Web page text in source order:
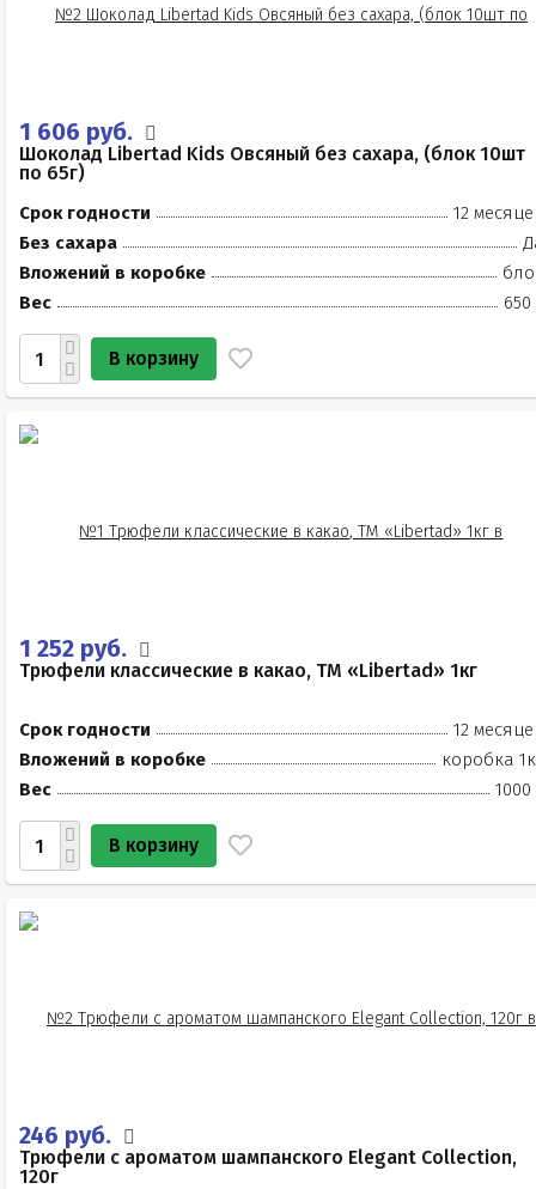
1 606 руб.
Шоколад Libertad Kids Овсяный без сахара, (блок 10шт
по 65г)
Срок годности
12
Без сахара
Вложений в коробке
Вес
650
В корзину
1 252 руб.
Трюфели классические в какао, ТМ «Libertad» 1кг
Срок годности
12
Вложений в коробке
коробка
Вес
1000
В корзину
246 руб.
Трюфели с ароматом шампанского Elegant Collection,
120г